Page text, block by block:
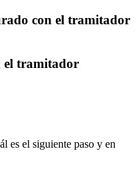
con el tramitador
el tramitador
es el siguiente paso y en